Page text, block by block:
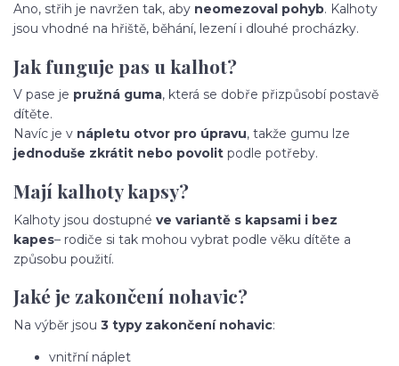
Ano, střih je navržen tak, aby neomezoval pohyb. Kalhoty
jsou vhodné na hřiště, běhání, lezení i dlouhé procházky.
Jak funguje pas u kalhot?
V pase je pružná guma, která se dobře přizpůsobí postavě
dítěte.
Navíc je v nápletu otvor pro úpravu, takže gumu lze
jednoduše zkrátit nebo povolit podle potřeby.
Mají kalhoty kapsy?
Kalhoty jsou dostupné ve variantě s kapsami i bez
kapes– rodiče si tak mohou vybrat podle věku dítěte a
způsobu použití.
Jaké je zakončení nohavic?
Na výběr jsou 3 typy zakončení nohavic:
vnitřní náplet